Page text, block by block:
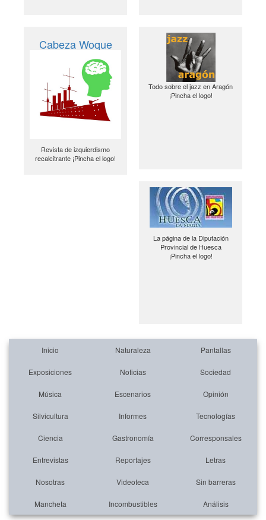
Cabeza Woque
Revista de izquierdismo
recalcitrante ¡Pincha el logo!
Todo sobre el jazz en Aragón
¡Pincha el logo!
La página de la Diputación
Provincial de Huesca
¡Pincha el logo!
Inicio Naturaleza Pantallas
Exposiciones Noticias Sociedad
Música Escenarios Opinión
Silvicultura Informes Tecnologías
Ciencia Gastronomía Corresponsales
Entrevistas Reportajes Letras
Nosotras Videoteca Sin barreras
Mancheta Incombustibles Análisis